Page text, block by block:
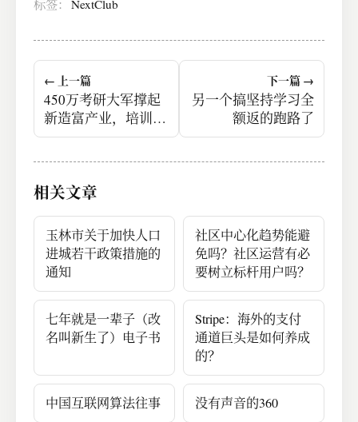
标签： NextClub
← 上一篇
450万考研大军撑起
新造富产业，培训班
老板4年买房存款200
下一篇 →
另一个搞坚持学习全
额返的跑路了
相关文章
玉林市关于加快人口
进城若干政策措施的
通知
社区中心化趋势能避
免吗？社区运营有必
要树立标杆用户吗？
七年就是一辈子（改
名叫新生了）电子书
Stripe：海外的支付
通道巨头是如何养成
的？
中国互联网算法往事 没有声音的360